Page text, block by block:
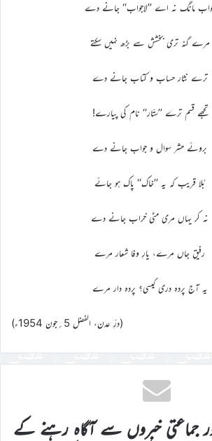
مانگ نہ اے ’’لاجواب‘‘ جانے دے
مرے گنہ تری بخشش سے بڑھ نہیں سکتے
ترے نثار حساب و کتاب جانے دے
تجھے قسم ترے ’’ستّار‘‘ نام کی پیارے!
بروئے حشر سوال و جواب جانے دے
بُلا قریب کہ یہ ’’خاک‘‘ پاک ہو جائے
نہ کر یہاں مری مٹی خراب جانے دے
رفیقِ جاں مرے، یارِ وفا شعار مرے
یہ آج پردہ دری کیسی؟ پردہ دار مرے
(درِّ عدن، الفضل 5؍جون 1954ء)
جماعتی خبروں سے آگاہ رہنے کے